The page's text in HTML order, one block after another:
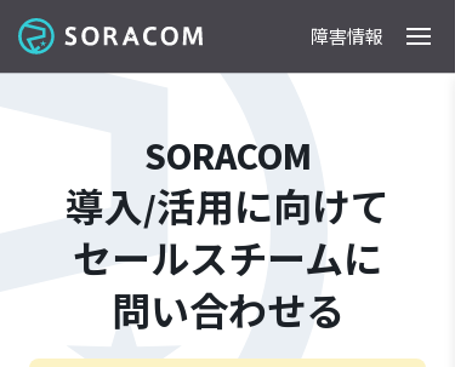
製品
事例
料金
ドキュメント
導入支援
IoTストア
最新情報 障害情報
SORACOM
導入/活用に向けて
セールスチームに
問い合わせる